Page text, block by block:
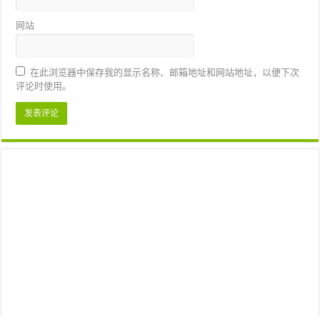
网站
在此浏览器中保存我的显示名称、邮箱地址和网站地址，以便下次
评论时使用。